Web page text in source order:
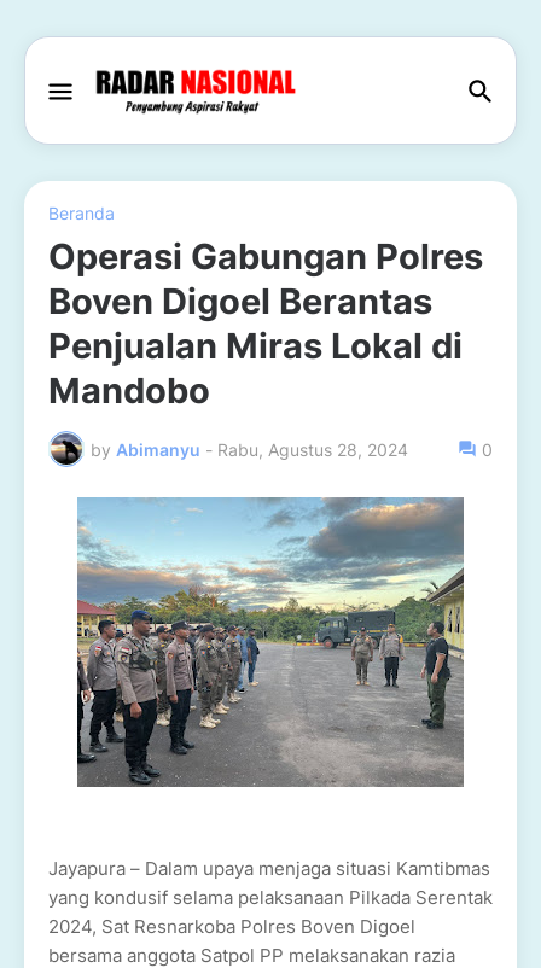
Beranda
Operasi Gabungan Polres
Boven Digoel Berantas
Penjualan Miras Lokal di
Mandobo
by Abimanyu - Rabu, Agustus 28, 2024 0
Jayapura – Dalam upaya menjaga situasi Kamtibmas
yang kondusif selama pelaksanaan Pilkada Serentak
2024, Sat Resnarkoba Polres Boven Digoel
bersama anggota Satpol PP melaksanakan razia